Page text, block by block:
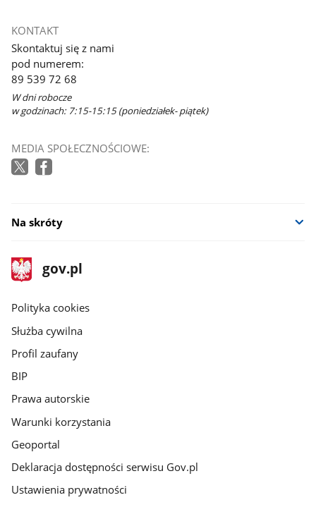
KONTAKT
Skontaktuj się z nami
pod numerem:
89 539 72 68
W dni robocze
w godzinach: 7:15-15:15 (poniedziałek- piątek)
MEDIA SPOŁECZNOŚCIOWE:
Na skróty
stopka
gov.pl
Strona
gov.pl
gov.pl
Polityka cookies
Służba cywilna
Profil zaufany
BIP
Prawa autorskie
Warunki korzystania
Geoportal
Deklaracja dostępności serwisu Gov.pl
Ustawienia prywatności